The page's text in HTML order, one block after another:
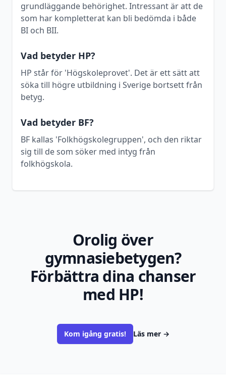
grundläggande behörighet. Intressant är att de
som har kompletterat kan bli bedömda i både
BI och BII.
Vad betyder HP?
HP står för 'Högskoleprovet'. Det är ett sätt att
söka till högre utbildning i Sverige bortsett från
betyg.
Vad betyder BF?
BF kallas 'Folkhögskolegruppen', och den riktar
sig till de som söker med intyg från
folkhögskola.
Orolig över
gymnasiebetygen?
Förbättra dina chanser
med HP!
Kom igång gratis! Läs mer →